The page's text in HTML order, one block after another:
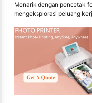
Menarik dengan pencetak
mengeksplorasi peluang